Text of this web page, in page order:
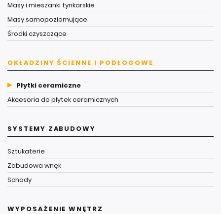
Masy i mieszanki tynkarskie
Masy samopoziomujące
Środki czyszczące
OKŁADZINY ŚCIENNE I PODŁOGOWE
Płytki ceramiczne
Akcesoria do płytek ceramicznych
SYSTEMY ZABUDOWY
Sztukaterie
Zabudowa wnęk
Schody
WYPOSAŻENIE WNĘTRZ